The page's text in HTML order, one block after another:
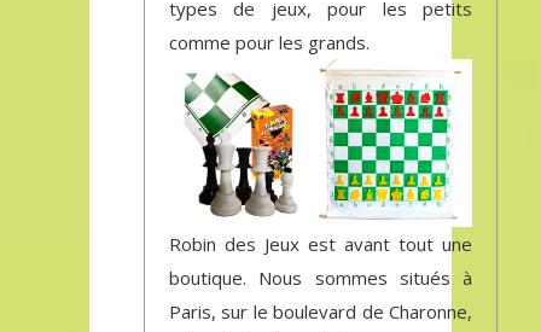
types de jeux, pour les petits
comme pour les grands.
Robin des Jeux est avant tout une
boutique. Nous sommes situés à
Paris, sur le boulevard de Charonne,